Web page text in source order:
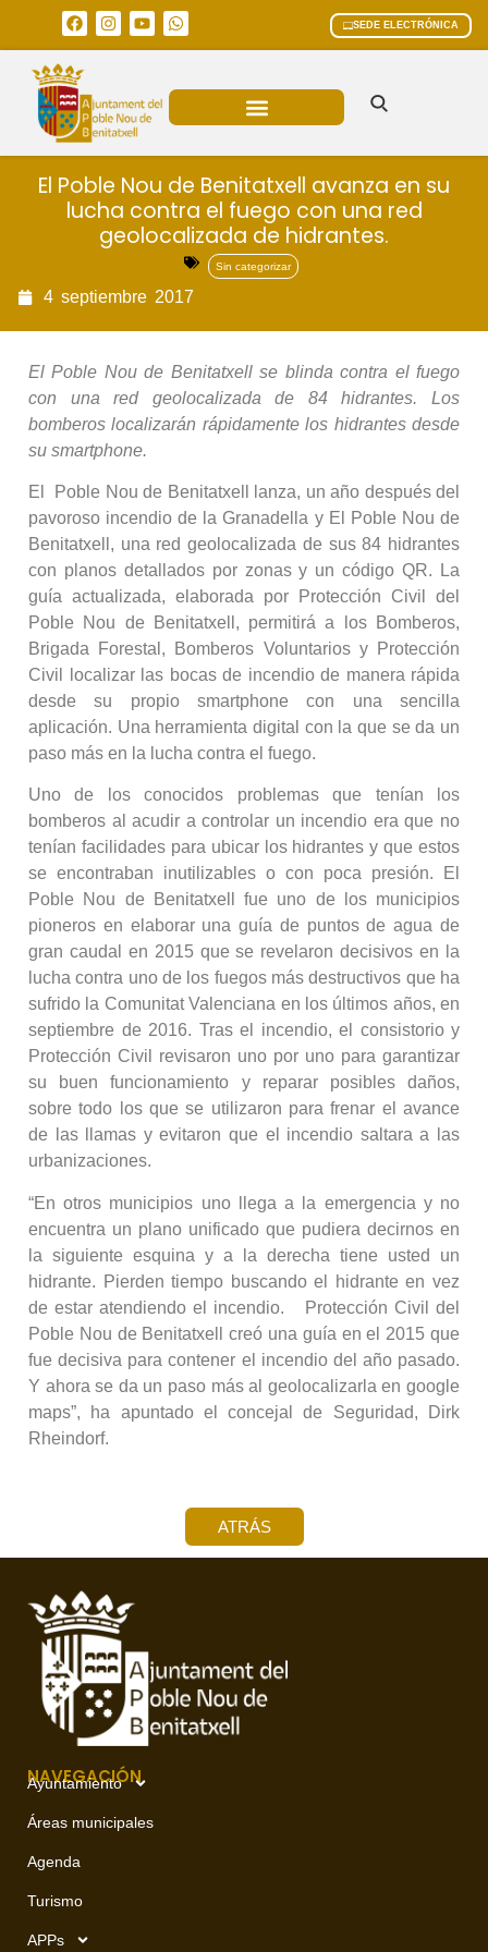
SEDE ELECTRÓNICA
El Poble Nou de Benitatxell avanza en su
lucha contra el fuego con una red
geolocalizada de hidrantes.
Sin categorizar
4 septiembre 2017
El Poble Nou de Benitatxell se blinda contra el fuego
con una red geolocalizada de 84 hidrantes. Los
bomberos localizarán rápidamente los hidrantes desde
su smartphone.
El Poble Nou de Benitatxell lanza, un año después del
pavoroso incendio de la Granadella y El Poble Nou de
Benitatxell, una red geolocalizada de sus 84 hidrantes
con planos detallados por zonas y un código QR. La
guía actualizada, elaborada por Protección Civil del
Poble Nou de Benitatxell, permitirá a los Bomberos,
Brigada Forestal, Bomberos Voluntarios y Protección
Civil localizar las bocas de incendio de manera rápida
desde su propio smartphone con una sencilla
aplicación. Una herramienta digital con la que se da un
paso más en la lucha contra el fuego.
Uno de los conocidos problemas que tenían los
bomberos al acudir a controlar un incendio era que no
tenían facilidades para ubicar los hidrantes y que estos
se encontraban inutilizables o con poca presión. El
Poble Nou de Benitatxell fue uno de los municipios
pioneros en elaborar una guía de puntos de agua de
gran caudal en 2015 que se revelaron decisivos en la
lucha contra uno de los fuegos más destructivos que ha
sufrido la Comunitat Valenciana en los últimos años, en
septiembre de 2016. Tras el incendio, el consistorio y
Protección Civil revisaron uno por uno para garantizar
su buen funcionamiento y reparar posibles daños,
sobre todo los que se utilizaron para frenar el avance
de las llamas y evitaron que el incendio saltara a las
urbanizaciones.
“En otros municipios uno llega a la emergencia y no
encuentra un plano unificado que pudiera decirnos en
la siguiente esquina y a la derecha tiene usted un
hidrante. Pierden tiempo buscando el hidrante en vez
de estar atendiendo el incendio. Protección Civil del
Poble Nou de Benitatxell creó una guía en el 2015 que
fue decisiva para contener el incendio del año pasado.
Y ahora se da un paso más al geolocalizarla en google
maps”, ha apuntado el concejal de Seguridad, Dirk
Rheindorf.
ATRÁS
NAVEGACIÓN
Ayuntamiento
Áreas municipales
Agenda
Turismo
APPs